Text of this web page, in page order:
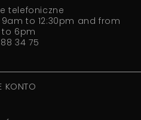
telefoniczne
to 12:30pm and from
to 6pm
34 75
KONTO